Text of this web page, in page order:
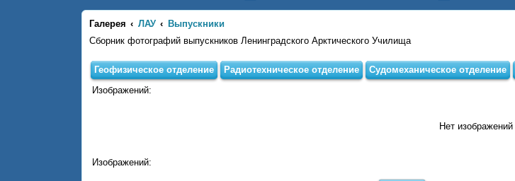
Галерея ЛАУ
Выпускники
Сборник фотографий выпускников Ленинградского Арктического Училища
Геофизическое отделение Радиотехническое отделение Судомеханическое отделение
Изображений:
Нет изображений
Изображений: